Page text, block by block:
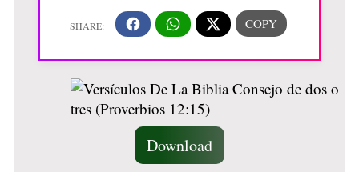
Download